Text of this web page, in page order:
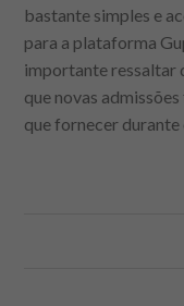
bastante simples e
para a plataforma
importante ressaltar
que novas
que fornecer